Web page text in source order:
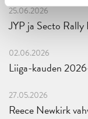
25.06.2026
JYP ja Secto
02.06.2026
Liiga-kauden
27.05.2026
Reece Newkirk